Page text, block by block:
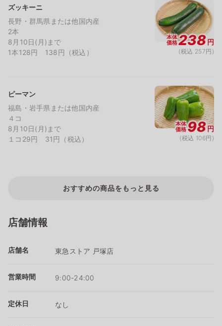
ズッキーニ
長野・群馬県または他国内産
2本
8月10日(月)まで
1本128円 138円（税込）
本体
価格238円
(税込 257円)
ピーマン
福島・岩手県または他国内産
４コ
8月10日(月)まで
１コ29円 31円（税込）
本体
価格98円
(税込 106円)
おすすめの商品をもっと見る
店舗情報
店舗名 東急ストア 戸塚店
営業時間 9:00-24:00
定休日 なし